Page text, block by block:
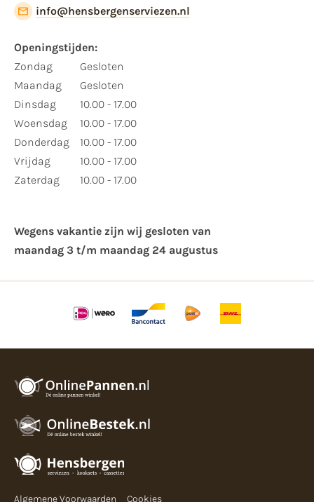
info@hensbergenserviezen.nl
Openingstijden:
Zondag
Maandag
Dinsdag
Woensdag
Donderdag
Vrijdag
Zaterdag
Gesloten
Gesloten
10.00 - 17.00
10.00 - 17.00
10.00 - 17.00
10.00 - 17.00
10.00 - 17.00
Wegens vakantie zijn wij gesloten van ​
maandag 3 t/m maandag 24 augustus
Algemene Voorwaarden Cookies